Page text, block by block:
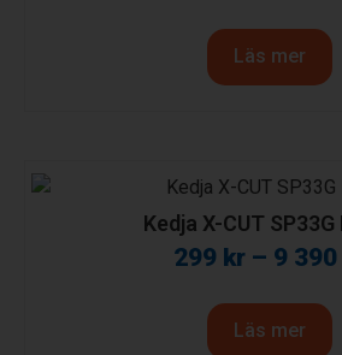
Läs mer
Kedja X-CUT SP33G
299 kr – 9 390
Läs mer